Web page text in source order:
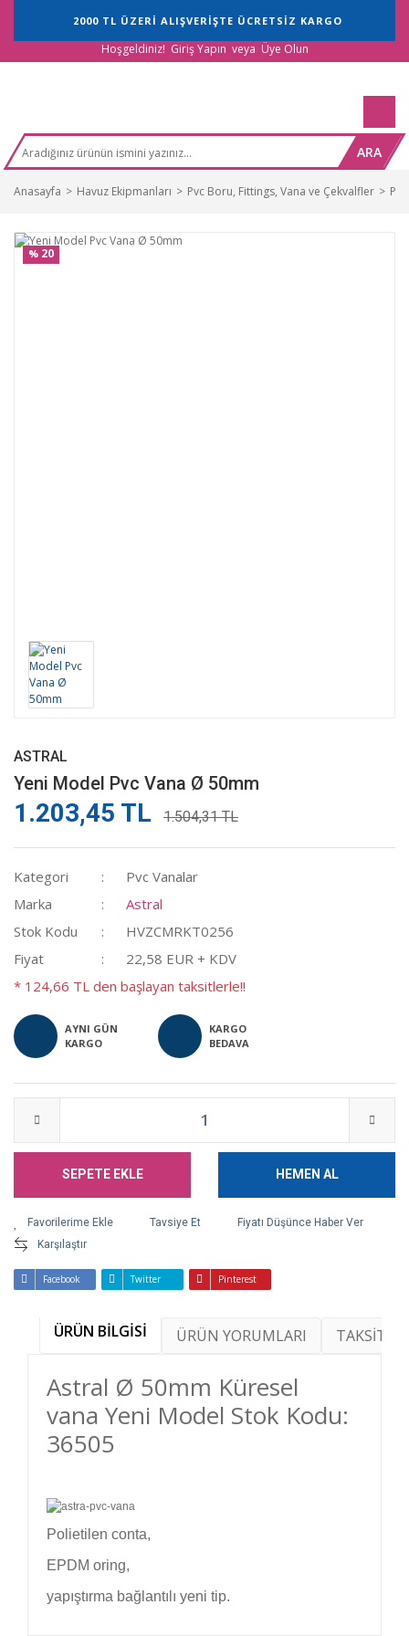
2000 TL ÜZERİ ALIŞVERİŞTE ÜCRETSİZ KARGO
Hoşgeldiniz! Giriş Yapın veya Üye Olun
ARA
Anasayfa Havuz Ekipmanları Pvc Boru, Fittings, Vana ve Çekvalfler
% 20
ASTRAL
Yeni Model Pvc Vana Ø 50mm
1.203,45 TL 1.504,31 TL
Kategori
Pvc Vanalar
Marka
Astral
Stok Kodu
HVZCMRKT0256
Fiyat
22,58 EUR + KDV
* 124,66 TL den başlayan taksitlerle!!
AYNI GÜN
KARGO
KARGO
BEDAVA
SEPETE EKLE HEMEN AL
Tavsiye Et
Fiyatı Düşünce Haber Ver
Karşılaştır
Facebook Twitter Pinterest
ÜRÜN BİLGİSİ ÜRÜN YORUMLARI TAKSİT
Astral Ø 50mm Küresel
vana Yeni Model Stok Kodu:
36505
Polietilen conta,
EPDM oring,
yapıştırma bağlantılı yeni tip.